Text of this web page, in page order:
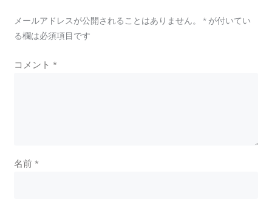
メールアドレスが公開されることはありません。 *が付いてい
る欄は必須項目です
コメント *
名前*